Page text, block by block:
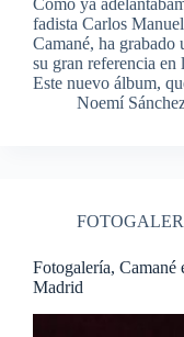
Como ya
fadista Carlos
Camané, ha grabado
su gran referencia
Este nuevo álbum,
Noemí
Fotogalería, Camané
Madrid